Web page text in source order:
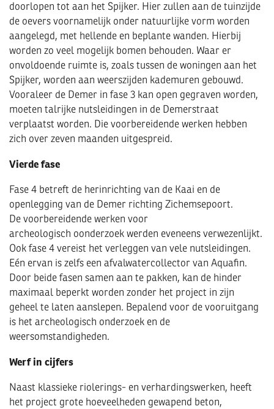
doorlopen tot aan het Spijker. Hier zullen aan de tuinzijde
de oevers voornamelijk onder natuurlijke vorm worden
aangelegd, met hellende en beplante wanden. Hierbij
worden zo veel mogelijk bomen behouden. Waar er
onvoldoende ruimte is, zoals tussen de woningen aan het
Spijker, worden aan weerszijden kademuren gebouwd.
Vooraleer de Demer in fase 3 kan open gegraven worden,
moeten talrijke nutsleidingen in de Demerstraat
verplaatst worden. Die voorbereidende werken hebben
zich over zeven maanden uitgespreid.
Vierde fase
Fase 4 betreft de herinrichting van de Kaai en de
openlegging van de Demer richting Zichemsepoort.
De voorbereidende werken voor
archeologisch oonderzoek werden eveneens verwezenlijkt.
Ook fase 4 vereist het verleggen van vele nutsleidingen.
Eén ervan is zelfs een afvalwatercollector van Aquafin.
Door beide fasen samen aan te pakken, kan de hinder
maximaal beperkt worden zonder het project in zijn
geheel te laten aanslepen. Bepalend voor de vooruitgang
is het archeologisch onderzoek en de
weersomstandigheden.
Werf in cijfers
Naast klassieke riolerings- en verhardingswerken, heeft
het project grote hoeveelheden gewapend beton,